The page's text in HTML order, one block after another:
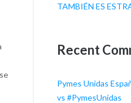
TAMBIÉN ES
Recent
Pymes Unidas
vs #PymesUnidas